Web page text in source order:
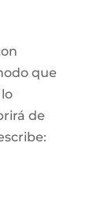
que
de